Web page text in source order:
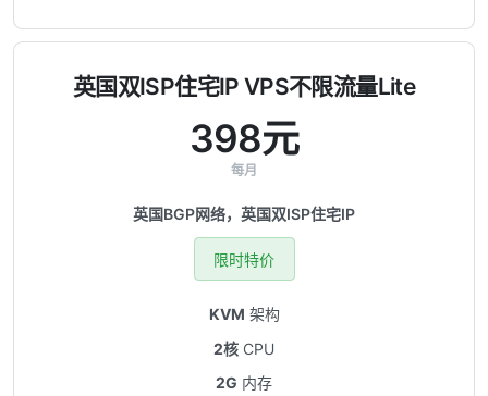
英国双ISP住宅IP VPS不限流量Lite
398元
每月
英国BGP网络，英国双ISP住宅IP
限时特价
KVM 架构
2核 CPU
2G 内存